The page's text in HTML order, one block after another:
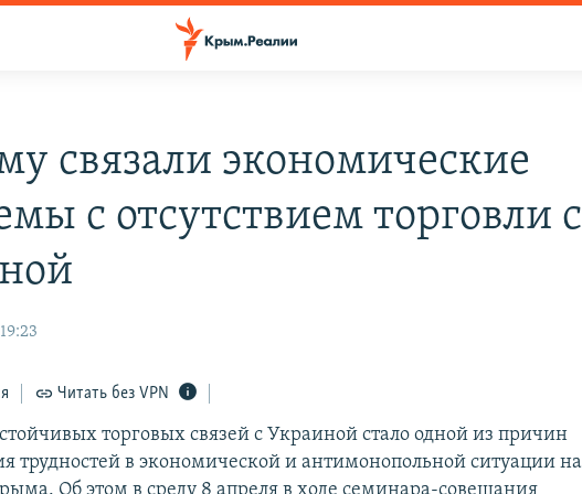
связали экономические
с отсутствием торговли с
Читать без VPN
торговых связей с Украиной стало одной из причин
трудностей в экономической и антимонопольной ситуации на